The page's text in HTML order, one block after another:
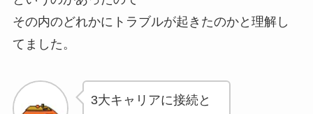
その内のどれかにトラブルが起きたのかと理解し
てました。
3大キャリアに接続と